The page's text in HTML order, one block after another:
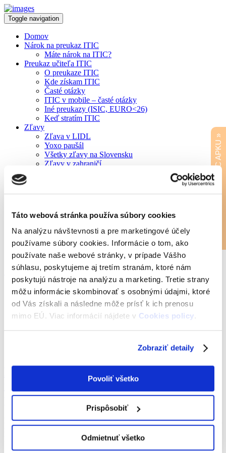
Táto webová stránka používa súbory cookies
Na analýzu návštevnosti a pre marketingové účely
používame súbory cookies. Informácie o tom, ako
používate naše webové stránky, v prípade Vášho
súhlasu, poskytujeme aj tretím stranám, ktoré nám
poskytujú nástroje na analýzu a marketing. Tretie strany
môžu informácie skombinovať s osobnými údajmi, ktoré
od Vás získali a následne môže prísť k ich prenosu
mimo EÚ. Viac informácií nájdete v Cookies policy.
Zobraziť detaily
Povoliť všetko
Prispôsobiť
Odmietnuť všetko
Toggle navigation
Domov
Nárok na preukaz ITIC
Máte nárok na ITIC?
Preukaz učiteľa ITIC
O preukaze ITIC
Kde získam ITIC
Časté otázky
ITIC v mobile – časté otázky
Iné preukazy (ISIC, EURO<26)
Keď stratím ITIC
Zľavy
Zľava v LIDL
Yoxo paušál
Všetky zľavy na Slovensku
Zľavy v zahraničí
Predĺženie platnosti ITIC
ZŠ/SŠ vydávajúce ITIC
Kontakt
Kontakt
Reklamácie
O nás – CKM SYTS
Získať ITIC
Spolupráca- vysoké školy Archives - ITIC
Úvod
Kde vybaviť ISIC? Zoznam VŠ a
univerzít, kde si vybavíš a prolonguješ
preukaz
Kde vybaviť ISIC? Zoznam vysokých škôl a univerzít, na ktorých si
môžeš vybaviť alebo predĺžiť platnosť svojho preukazu ISIC alebo
ISIC/EURO26 nájdeš nižšie: Akadémia umení v Banskej Bystrici
www.aku.sk Bankový inštitút vysoká škola Praha www.bivs.sk
STIAHNITE SI ISIC/ITIC APKU »